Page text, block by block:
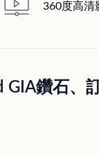
360度高清
GIA鑽石